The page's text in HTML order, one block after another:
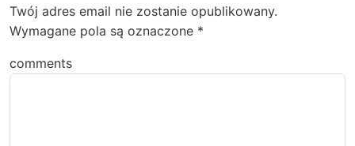
Twój adres email nie zostanie opublikowany.
Wymagane pola są oznaczone *
comments